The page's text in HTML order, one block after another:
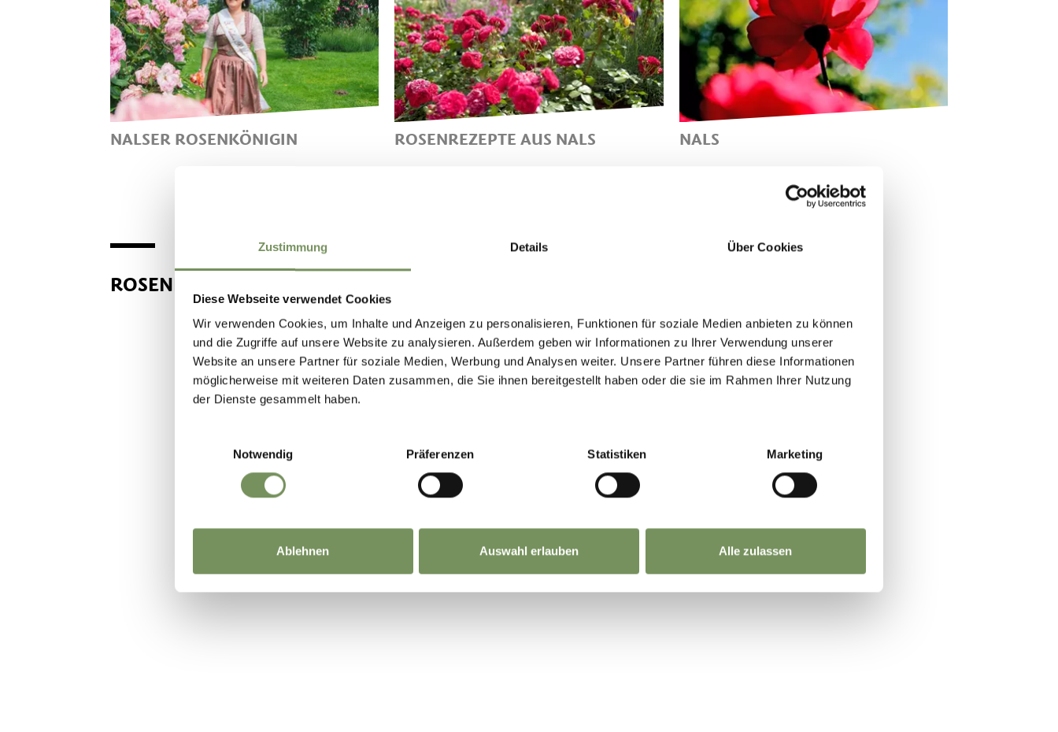
Zustimmung Details Über Cookies
Diese Webseite verwendet Cookies
Wir verwenden Cookies, um Inhalte und Anzeigen zu personalisieren, Funktionen für soziale Medien anbieten zu können
und die Zugriffe auf unsere Website zu analysieren. Außerdem geben wir Informationen zu Ihrer Verwendung unserer
Website an unsere Partner für soziale Medien, Werbung und Analysen weiter. Unsere Partner führen diese Informationen
möglicherweise mit weiteren Daten zusammen, die Sie ihnen bereitgestellt haben oder die sie im Rahmen Ihrer Nutzung
der Dienste gesammelt haben.
Notwendig
Präferenzen Statistiken Marketing
Ablehnen Auswahl erlauben Alle zulassen
NALSER ROSENKÖNIGIN
ROSENREZEPTE AUS NALS
ROSENDORF IM SÜDEN VON
NALS
ROSENDORF NALS
Das Rosendorf NalsaufPeer.tv